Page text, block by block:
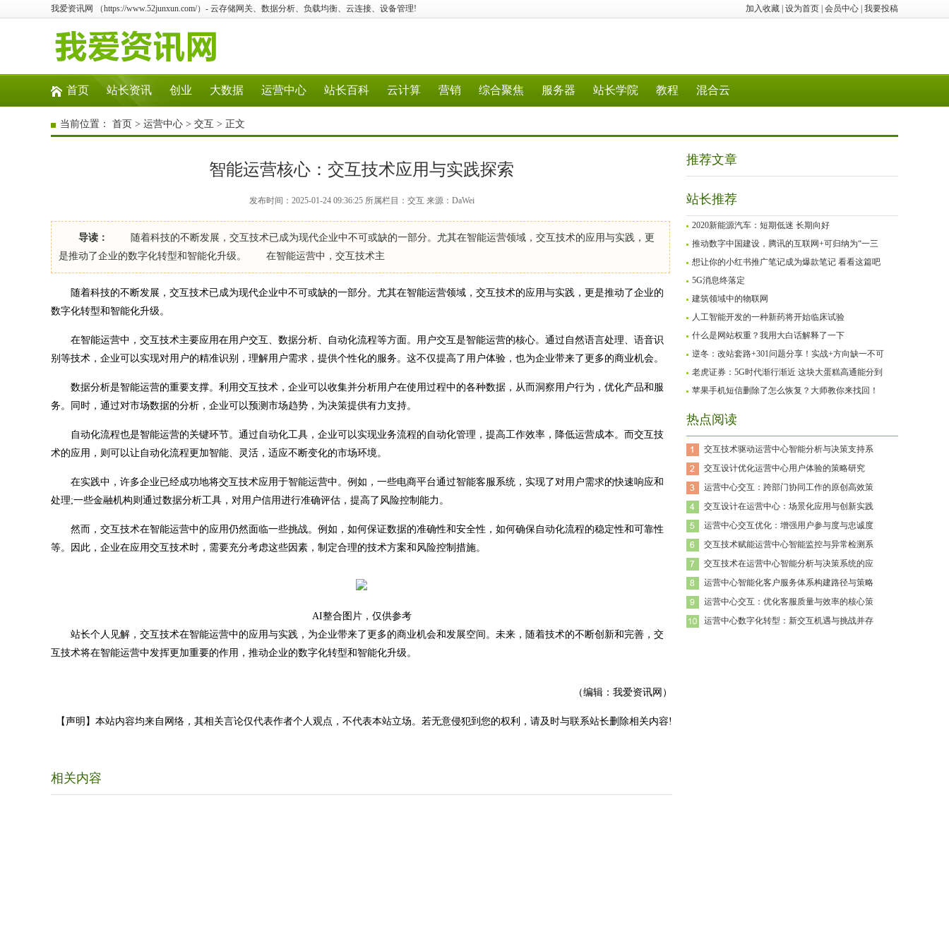
加入收藏 设为首页 会员中心 我要投稿
我爱资讯网 （https://www.52junxun.com/）- 云存储网关、数据分析、负载均衡、云连接、设备管理!
首页 站长资讯 创业 大数据 运营中心 站长百科 云计算 营销 综合聚焦 服务器 站长学院 教程 混合云
当前位置： 首页 > 运营中心 > 交互 > 正文
智能运营核心：交互技术应用与实践探索
发布时间：2025-01-24 09:36:25 所属栏目：交互 来源：DaWei
导读：
随着科技的不断发展，交互技术已成为现代企业中不可或缺的一部分。尤其在智能运营领域，交互技术的应用与实践，更
是推动了企业的数字化转型和智能化升级。 在智能运营中，交互技术主
随着科技的不断发展，交互技术已成为现代企业中不可或缺的一部分。尤其在智能运营领域，交互技术的应用与实践，更是推动了企业的
数字化转型和智能化升级。
在智能运营中，交互技术主要应用在用户交互、数据分析、自动化流程等方面。用户交互是智能运营的核心。通过自然语言处理、语音识
别等技术，企业可以实现对用户的精准识别，理解用户需求，提供个性化的服务。这不仅提高了用户体验，也为企业带来了更多的商业机会。
数据分析是智能运营的重要支撑。利用交互技术，企业可以收集并分析用户在使用过程中的各种数据，从而洞察用户行为，优化产品和服
务。同时，通过对市场数据的分析，企业可以预测市场趋势，为决策提供有力支持。
自动化流程也是智能运营的关键环节。通过自动化工具，企业可以实现业务流程的自动化管理，提高工作效率，降低运营成本。而交互技
术的应用，则可以让自动化流程更加智能、灵活，适应不断变化的市场环境。
在实践中，许多企业已经成功地将交互技术应用于智能运营中。例如，一些电商平台通过智能客服系统，实现了对用户需求的快速响应和
处理;一些金融机构则通过数据分析工具，对用户信用进行准确评估，提高了风险控制能力。
然而，交互技术在智能运营中的应用仍然面临一些挑战。例如，如何保证数据的准确性和安全性，如何确保自动化流程的稳定性和可靠性
等。因此，企业在应用交互技术时，需要充分考虑这些因素，制定合理的技术方案和风险控制措施。
AI整合图片，仅供参考
站长个人见解，交互技术在智能运营中的应用与实践，为企业带来了更多的商业机会和发展空间。未来，随着技术的不断创新和完善，交
互技术将在智能运营中发挥更加重要的作用，推动企业的数字化转型和智能化升级。
（编辑：我爱资讯网）
【声明】本站内容均来自网络，其相关言论仅代表作者个人观点，不代表本站立场。若无意侵犯到您的权利，请及时与联系站长删除相关内容!
相关内容
推荐文章
站长推荐
2020新能源汽车：短期低迷 长期向好
推动数字中国建设，腾讯的互联网+可归纳为“一三
想让你的小红书推广笔记成为爆款笔记 看看这篇吧
5G消息终落定
建筑领域中的物联网
人工智能开发的一种新药将开始临床试验
什么是网站权重？我用大白话解释了一下
逆冬：改站套路+301问题分享！实战+方向缺一不可
老虎证券：5G时代渐行渐近 这块大蛋糕高通能分到
苹果手机短信删除了怎么恢复？大师教你来找回！
热点阅读
交互技术驱动运营中心智能分析与决策支持系
交互设计优化运营中心用户体验的策略研究
运营中心交互：跨部门协同工作的原创高效策
交互设计在运营中心：场景化应用与创新实践
运营中心交互优化：增强用户参与度与忠诚度
交互技术赋能运营中心智能监控与异常检测系
交互技术在运营中心智能分析与决策系统的应
运营中心智能化客户服务体系构建路径与策略
运营中心交互：优化客服质量与效率的核心策
运营中心数字化转型：新交互机遇与挑战并存